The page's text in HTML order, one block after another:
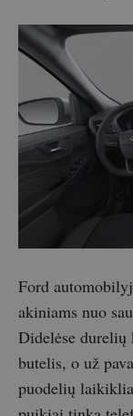
Ford
akiniams nuo
Didelėse durelių
butelis, o už
puodelių